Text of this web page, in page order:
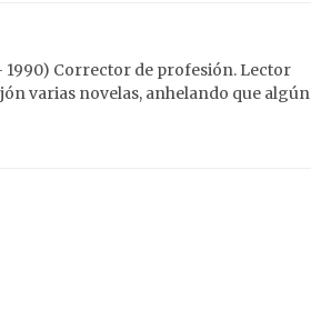
Corrector de profesión. Lector
varias novelas, anhelando que algún